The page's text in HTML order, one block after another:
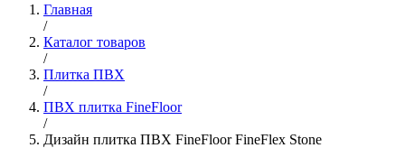
Главная
/
Каталог товаров
/
Плитка ПВХ
/
ПВХ плитка FineFloor
/
Дизайн плитка ПВХ FineFloor FineFlex Stone